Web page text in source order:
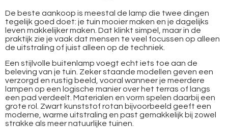
De beste aankoop is meestal de lamp die twee dingen
tegelijk goed doet: je tuin mooier maken en je dagelijks
leven makkelijker maken. Dat klinkt simpel, maar in de
praktijk zie je vaak dat mensen te veel focussen op alleen
de uitstraling of juist alleen op de techniek.
Een stijlvolle buitenlamp voegt echt iets toe aan de
beleving van je tuin. Zeker staande modellen geven een
verzorgd en rustig beeld, vooral wanneer je meerdere
lampen op een logische manier over het terras of langs
een pad verdeelt. Materialen en vorm spelen daarbij een
grote rol. Zwart kunststof rotan bijvoorbeeld geeft een
moderne, warme uitstraling en past gemakkelijk bij zowel
strakke als meer natuurlijke tuinen.